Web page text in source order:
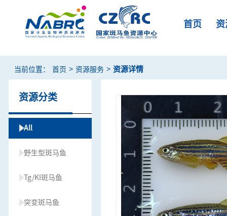
首页
当前位置： 首页 > 资源服务 > 资源详情
资源分类
All
野生型斑马鱼
Tg/KI斑马鱼
突变斑马鱼